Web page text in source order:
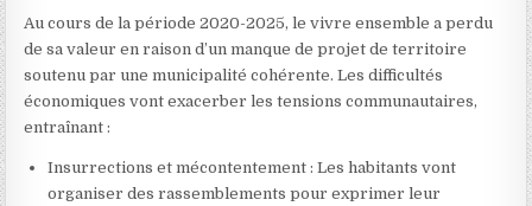
Au cours de la période 2020-2025, le vivre ensemble a perdu
de sa valeur en raison d’un manque de projet de territoire
soutenu par une municipalité cohérente. Les difficultés
économiques vont exacerber les tensions communautaires,
entraînant :
Insurrections et mécontentement : Les habitants vont
organiser des rassemblements pour exprimer leur